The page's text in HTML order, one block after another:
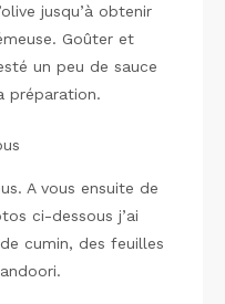
jusqu’à obtenir
Goûter et
un peu de sauce
préparation.
A vous ensuite de
ci-dessous j’ai
cumin, des feuilles